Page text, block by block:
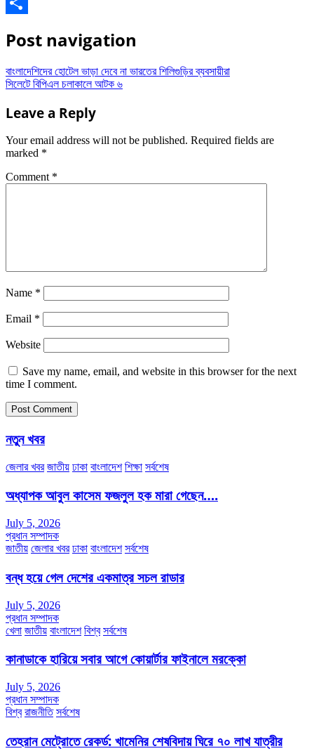
WhatsApp
Post navigation
বাংলাদেশিদের হোটেল ভাড়া দেবে না ভারতের শিলিগুড়ির ব্যবসায়ীরা
সিলেটে বিপিএল চলাকালে আটক ৬
Leave a Reply
Your email address will not be published. Required fields are
marked *
Comment *
Name *
Email *
Website
Save my name, email, and website in this browser for the next
time I comment.
নতুন খবর
জেলার খবর জাতীয় ঢাকা বাংলাদেশ শিক্ষা সর্বশেষ
অধ্যাপক আবুল কাসেম ফজলুল হক মারা গেছেন….
July 5, 2026
প্রধান সম্পাদক
জাতীয় জেলার খবর ঢাকা বাংলাদেশ সর্বশেষ
বন্ধ হয়ে গেল দেশের একমাত্র সচল রাডার
July 5, 2026
প্রধান সম্পাদক
খেলা জাতীয় বাংলাদেশ বিশ্ব সর্বশেষ
কানাডাকে হারিয়ে সবার আগে কোয়ার্টার ফাইনালে মরক্কো
July 5, 2026
প্রধান সম্পাদক
বিশ্ব রাজনীতি সর্বশেষ
তেহরান মেট্রোতে রেকর্ড: খামেনির শেষবিদায় ঘিরে ৭০ লাখ যাত্রীর